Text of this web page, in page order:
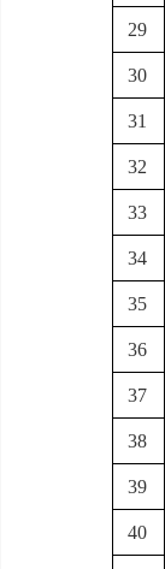
29
30
31
32
33
34
35
36
37
38
39
40